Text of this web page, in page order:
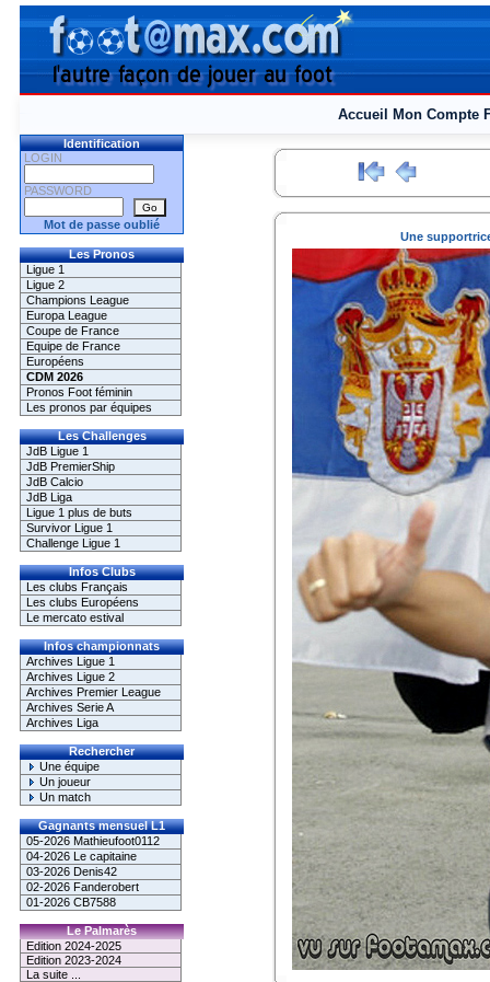
Accueil Mon Compte
Identification
LOGIN
PASSWORD
Mot de passe oublié
Les Pronos
Ligue 1
Ligue 2
Champions League
Europa League
Coupe de France
Equipe de France
Européens
CDM 2026
Pronos Foot féminin
Les pronos par équipes
Les Challenges
JdB Ligue 1
JdB PremierShip
JdB Calcio
JdB Liga
Ligue 1 plus de buts
Survivor Ligue 1
Challenge Ligue 1
Infos Clubs
Les clubs Français
Les clubs Européens
Le mercato estival
Infos championnats
Archives Ligue 1
Archives Ligue 2
Archives Premier League
Archives Serie A
Archives Liga
Rechercher
Une équipe
Un joueur
Un match
Gagnants mensuel L1
05-2026 Mathieufoot0112
04-2026 Le capitaine
03-2026 Denis42
02-2026 Fanderobert
01-2026 CB7588
Le Palmarès
Edition 2024-2025
Edition 2023-2024
La suite ...
Une